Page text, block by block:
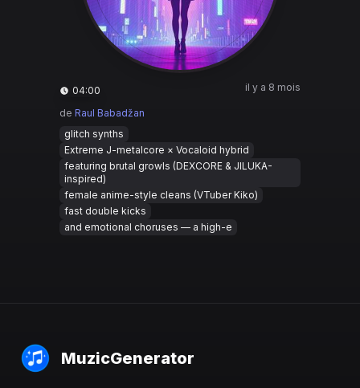
04:00 il y a 8 mois
de Raul Babadžan
glitch synths
Extreme J-metalcore × Vocaloid hybrid
featuring brutal growls (DEXCORE & JILUKA-
inspired)
female anime-style cleans (VTuber Kiko)
fast double kicks
and emotional choruses — a high-e
MuzicGenerator